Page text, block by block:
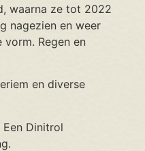
waarna ze tot 2022
nagezien en weer
Regen en
en diverse
Dinitrol